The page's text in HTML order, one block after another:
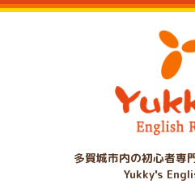
多賀城市内の初心者専
Yukky's